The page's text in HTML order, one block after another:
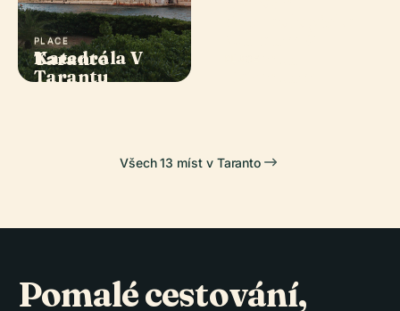
PLACE
Taranto
PLACE
Katedrála V
Tarantu
Všech 13 míst v Taranto
Pomalé cestování,